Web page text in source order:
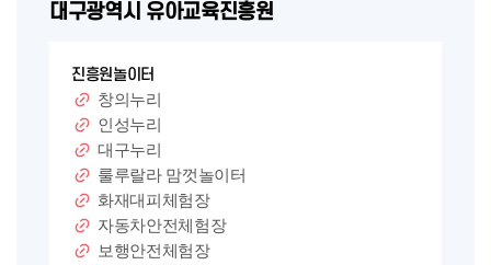
대구광역시 유아교육진흥원
진흥원놀이터
창의누리
인성누리
대구누리
룰루랄라 맘껏놀이터
화재대피체험장
자동차안전체험장
보행안전체험장